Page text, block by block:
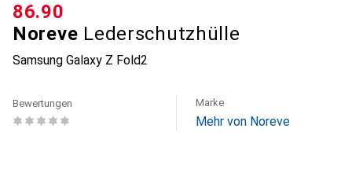
Noreve Lederschutzhülle
Samsung Galaxy Z Fold2
CHF
86.90
Bewertungen Marke
Mehr von Noreve